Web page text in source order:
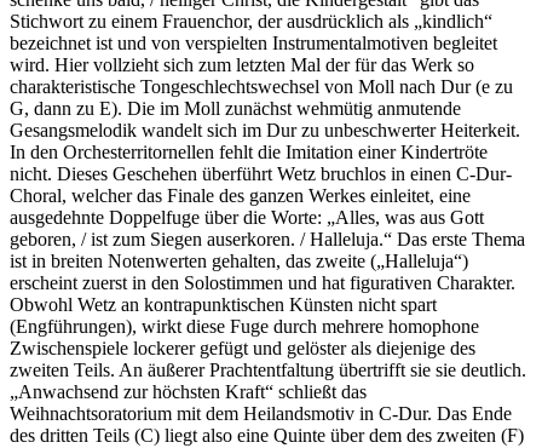
Stichwort zu einem Frauenchor, der ausdrücklich als „kindlich“
bezeichnet ist und von verspielten Instrumentalmotiven begleitet
wird. Hier vollzieht sich zum letzten Mal der für das Werk so
charakteristische Tongeschlechtswechsel von Moll nach Dur (e zu
G, dann zu E). Die im Moll zunächst wehmütig anmutende
Gesangsmelodik wandelt sich im Dur zu unbeschwerter Heiterkeit.
In den Orchesterritornellen fehlt die Imitation einer Kindertröte
nicht. Dieses Geschehen überführt Wetz bruchlos in einen C-Dur-
Choral, welcher das Finale des ganzen Werkes einleitet, eine
ausgedehnte Doppelfuge über die Worte: „Alles, was aus Gott
geboren, / ist zum Siegen auserkoren. / Halleluja.“ Das erste Thema
ist in breiten Notenwerten gehalten, das zweite („Halleluja“)
erscheint zuerst in den Solostimmen und hat figurativen Charakter.
Obwohl Wetz an kontrapunktischen Künsten nicht spart
(Engführungen), wirkt diese Fuge durch mehrere homophone
Zwischenspiele lockerer gefügt und gelöster als diejenige des
zweiten Teils. An äußerer Prachtentfaltung übertrifft sie sie deutlich.
„Anwachsend zur höchsten Kraft“ schließt das
Weihnachtsoratorium mit dem Heilandsmotiv in C-Dur. Das Ende
des dritten Teils (C) liegt also eine Quinte über dem des zweiten (F)